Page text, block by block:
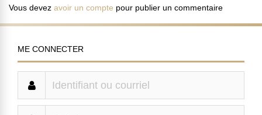
Vous devez avoir un compte pour publier un commentaire
ME CONNECTER